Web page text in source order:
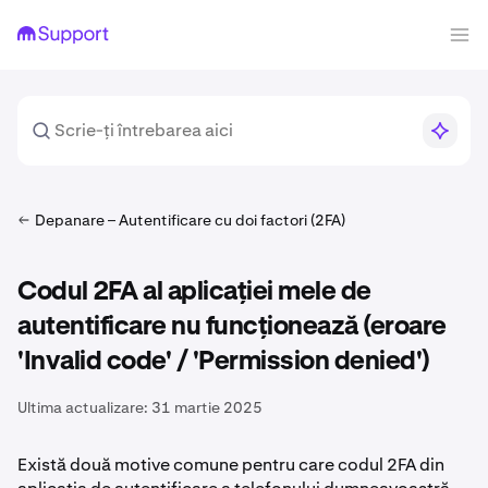
Depanare – Autentificare cu doi factori (2FA)
Codul 2FA al aplicației mele de
autentificare nu funcționează (eroare
'Invalid code' / 'Permission denied')
Ultima actualizare: 31 martie 2025
Există două motive comune pentru care codul 2FA din